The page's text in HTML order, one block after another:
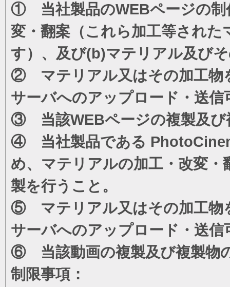
① 当社製品のWEBページの制
変・翻案（これら加工等され
す）、及び(b)マテリアル及び
② マテリアル又はその加工物
サーバへのアップロード・送信
③ 当該WEBページの複製及び
④ 当社製品である
め、マテリアルの加工・改変
製を行うこと。
⑤ マテリアル又はその加工物
サーバへのアップロード・送信
⑥ 当該動画の複製及び複製物
制限事項：